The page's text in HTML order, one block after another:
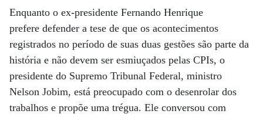
Enquanto o ex-presidente Fernando Henrique
prefere defender a tese de que os acontecimentos
registrados no período de suas duas gestões são parte da
história e não devem ser esmiuçados pelas CPIs, o
presidente do Supremo Tribunal Federal, ministro
Nelson Jobim, está preocupado com o desenrolar dos
trabalhos e propõe uma trégua. Ele conversou com